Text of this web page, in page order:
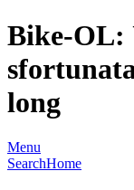
Bike-OL:
long
Menu
SearchHome